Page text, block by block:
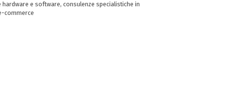
e software, consulenze specialistiche in
commerce